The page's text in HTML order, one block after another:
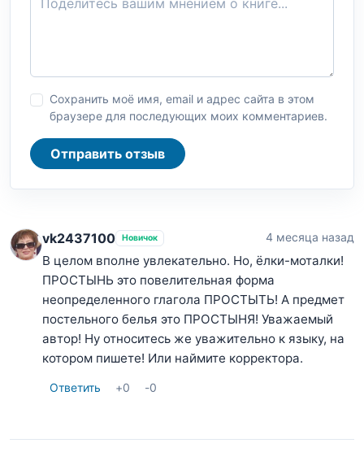
Сохранить моё имя, email и адрес сайта в этом
браузере для последующих моих комментариев.
Отправить отзыв
vk2437100 Новичок 4 месяца назад
В целом вполне увлекательно. Но, ёлки-моталки!
ПРОСТЫНЬ это повелительная форма
неопределенного глагола ПРОСТЫТЬ! А предмет
постельного белья это ПРОСТЫНЯ! Уважаемый
автор! Ну относитесь же уважительно к языку, на
котором пишете! Или наймите корректора.
Ответить +0 -0